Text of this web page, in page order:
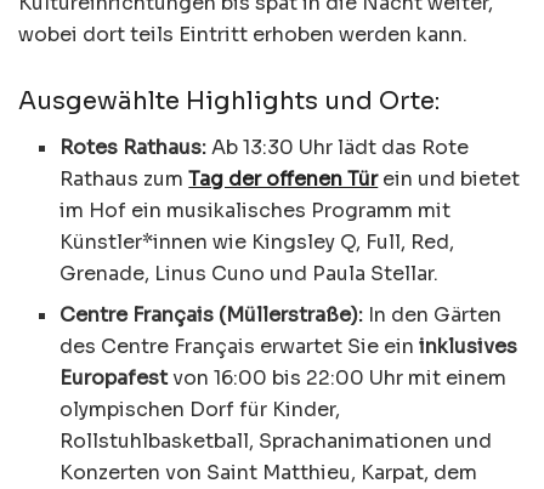
wobei dort teils Eintritt erhoben werden kann.
Ausgewählte Highlights und Orte:
Rotes Rathaus:Ab 13:30 Uhr lädt das Rote
Rathaus zumTag der offenen Türein und bietet
im Hof ein musikalisches Programm mit
Künstler*innen wie Kingsley Q, Full, Red,
Grenade, Linus Cuno und Paula Stellar.
Centre Français (Müllerstraße): In den Gärten
des Centre Français erwartet Sie eininklusives
Europafestvon 16:00 bis 22:00 Uhr mit einem
olympischen Dorf für Kinder,
Rollstuhlbasketball, Sprachanimationen und
Konzerten von Saint Matthieu, Karpat, dem